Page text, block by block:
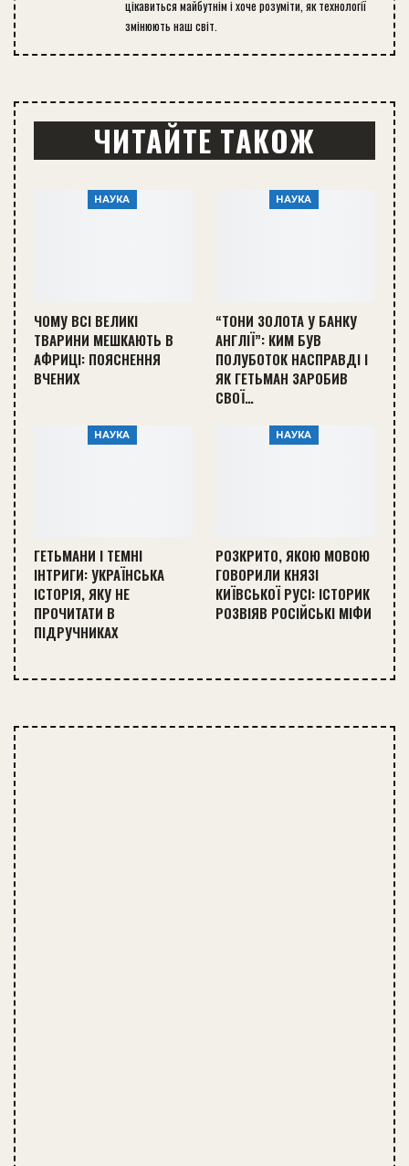
цікавиться майбутнім і хоче розуміти, як технології
змінюють наш світ.
ЧИТАЙТЕ ТАКОЖ
НАУКА
ЧОМУ ВСІ ВЕЛИКІ
ТВАРИНИ МЕШКАЮТЬ В
АФРИЦІ: ПОЯСНЕННЯ
ВЧЕНИХ
НАУКА
“ТОНИ ЗОЛОТА У БАНКУ
АНГЛІЇ”: КИМ БУВ
ПОЛУБОТОК НАСПРАВДІ І
ЯК ГЕТЬМАН ЗАРОБИВ
СВОЇ…
НАУКА
ГЕТЬМАНИ І ТЕМНІ
ІНТРИГИ: УКРАЇНСЬКА
ІСТОРІЯ, ЯКУ НЕ
ПРОЧИТАТИ В
ПІДРУЧНИКАХ
НАУКА
РОЗКРИТО, ЯКОЮ МОВОЮ
ГОВОРИЛИ КНЯЗІ
КИЇВСЬКОЇ РУСІ: ІСТОРИК
РОЗВІЯВ РОСІЙСЬКІ МІФИ